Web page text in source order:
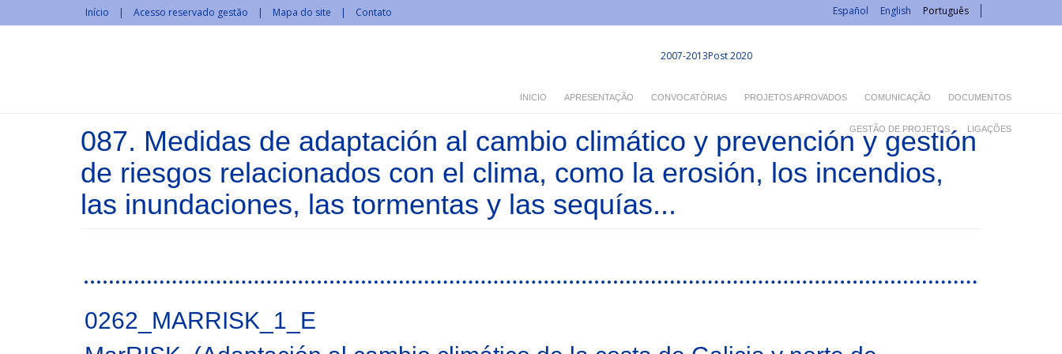
Passar para o conteúdo principal
Início Acesso reservado gestão Mapa do site Contato Español English Português
INICIO APRESENTAÇÃO CONVOCATÓRIAS PROJETOS APROVADOS COMUNICAÇÃO DOCUMENTOS
GESTÃO DE PROJETOS LIGAÇÕES
2007-2013Post 2020
087. Medidas de adaptación al cambio climático y prevención y gestión
de riesgos relacionados con el clima, como la erosión, los incendios,
las inundaciones, las tormentas y las sequías...
0262_MARRISK_1_E